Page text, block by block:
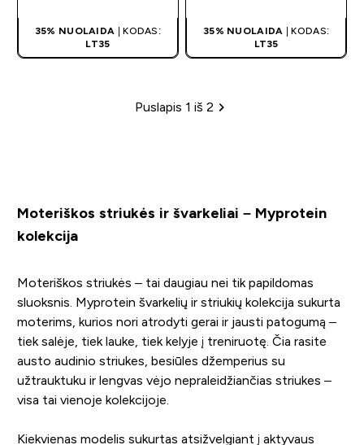
35% NUOLAIDA | KODAS:
LT35
35% NUOLAIDA | KODAS:
LT35
Puslapių žymėjimas
Puslapis 1 iš 2
Moteriškos striukės ir švarkeliai – Myprotein
kolekcija
Moteriškos striukės – tai daugiau nei tik papildomas
sluoksnis. Myprotein švarkelių ir striukių kolekcija sukurta
moterims, kurios nori atrodyti gerai ir jausti patogumą –
tiek salėje, tiek lauke, tiek kelyje į treniruotę. Čia rasite
austo audinio striukes, besiūles džemperius su
užtrauktuku ir lengvas vėjo nepraleidžiančias striukes –
visa tai vienoje kolekcijoje.
Kiekvienas modelis sukurtas atsižvelgiant į aktyvaus